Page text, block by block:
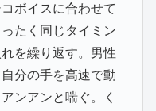
ボイスに合わせて
たく同じタイミン
を繰り返す。男性
分の手を高速で動
ンアンと喘ぐ。く